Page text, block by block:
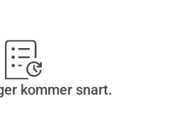
kommer snart.